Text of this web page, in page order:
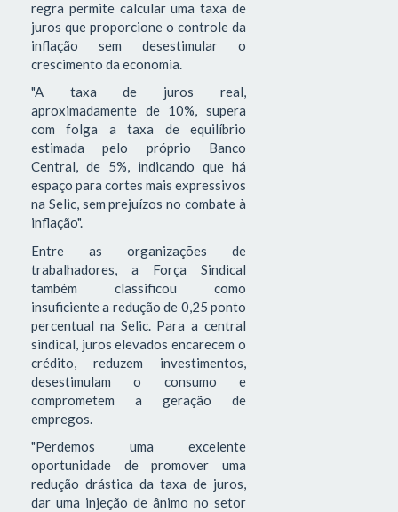
regra permite calcular uma taxa de
juros que proporcione o controle da
inflação sem desestimular o
crescimento da economia.
"A taxa de juros real,
aproximadamente de 10%, supera
com folga a taxa de equilíbrio
estimada pelo próprio Banco
Central, de 5%, indicando que há
espaço para cortes mais expressivos
na Selic, sem prejuízos no combate à
inflação".
Entre as organizações de
trabalhadores, a Força Sindical
também classificou como
insuficiente a redução de 0,25 ponto
percentual na Selic. Para a central
sindical, juros elevados encarecem o
crédito, reduzem investimentos,
desestimulam o consumo e
comprometem a geração de
empregos.
"Perdemos uma excelente
oportunidade de promover uma
redução drástica da taxa de juros,
dar uma injeção de ânimo no setor